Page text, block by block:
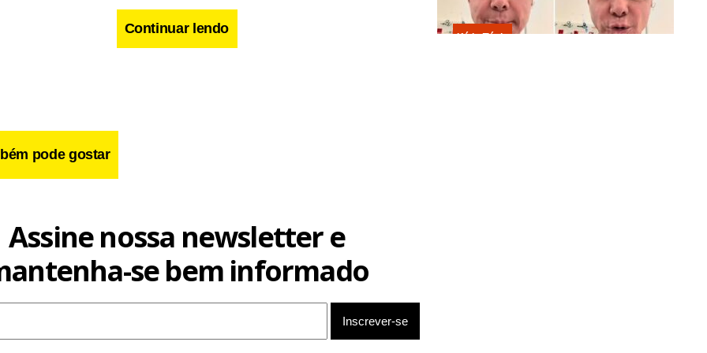
considerando todos os setores. O processo é puxado pelo comércio,
sobem em ritmo mais intenso. Nos oito primeiros meses de 2015, o total
Continuar lendo
pode gostar
Kátia Flávia
Assine nossa newsletter e
se bem informado